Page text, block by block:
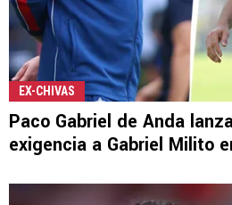
EX-CHIVAS
Paco Gabriel de Anda
exigencia a Gabriel Milito